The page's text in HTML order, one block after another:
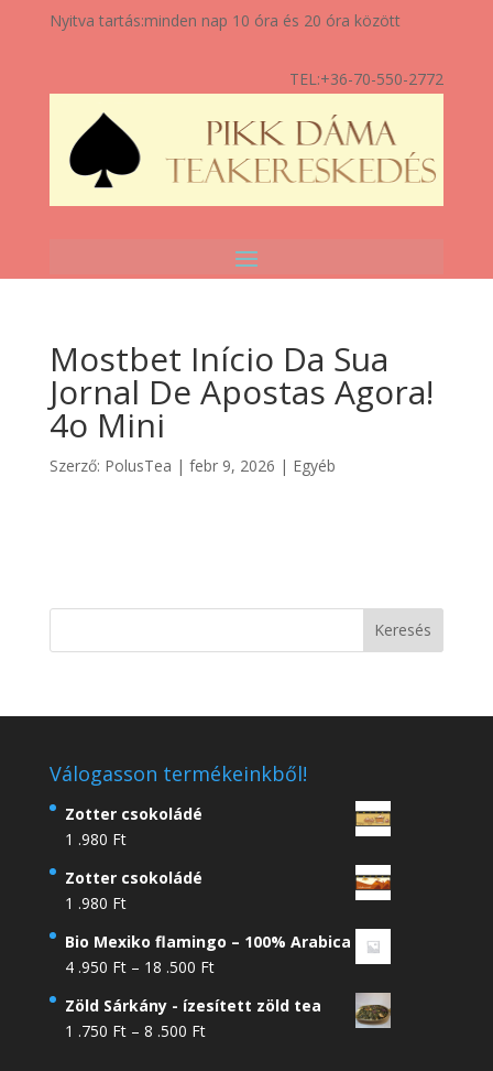
Nyitva tartás:minden nap 10 óra és 20 óra között
TEL:+36-70-550-2772
Mostbet Início Da Sua
Jornal De Apostas Agora!
4o Mini
Szerző: PolusTea | febr 9, 2026 | Egyéb
Válogasson termékeinkből!
Zotter csokoládé
1 .980 Ft
Zotter csokoládé
1 .980 Ft
Bio Mexiko flamingo – 100% Arabica
4 .950 Ft – 18 .500 FtÁrtartomány:
.950 Ft
Zöld Sárkány - ízesített zöld tea
1 .750 Ft – 8 .500 FtÁrtartomány: